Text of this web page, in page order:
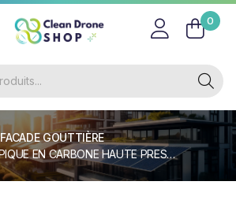
0
GOUTTIÈRE
EN CARBONE HAUTE PRESSION